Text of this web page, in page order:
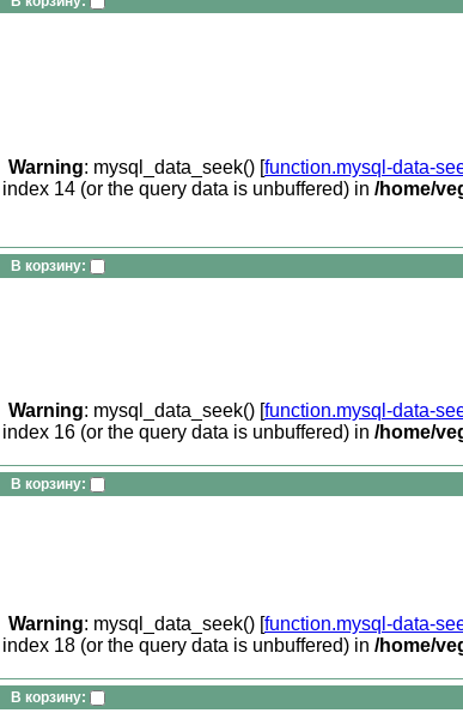
Warning: mysql_data_seek() [function.mysql-data-
index 14 (or the query data is unbuffered) in /home/
В корзину:
Warning: mysql_data_seek() [function.mysql-data-
index 16 (or the query data is unbuffered) in /home/
В корзину:
Warning: mysql_data_seek() [function.mysql-data-
index 18 (or the query data is unbuffered) in /home/
В корзину: